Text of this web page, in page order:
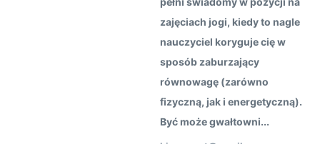
zajęciach jogi, kiedy to nagle
nauczyciel koryguje cię w
sposób zaburzający
równowagę (zarówno
fizyczną, jak i energetyczną).
Być może gwałtowni...